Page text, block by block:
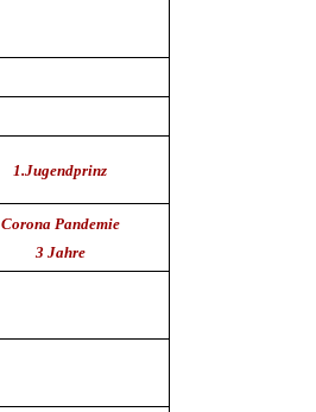
1.Jugendprinz
Corona Pandemie
3 Jahre